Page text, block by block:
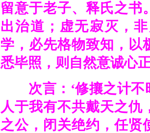
留意于老子、释氏之书
出治道；虚无寂灭，
学，必先格物致知，以
悉毕照，则自然意诚心
次言： ‘修攘之计不
人于我有不共戴天之仇
之公，闭关绝约，任贤